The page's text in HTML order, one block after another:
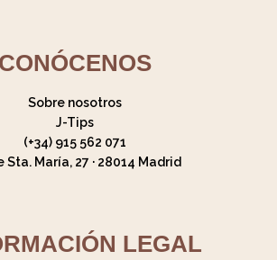
CONÓCENOS
Sobre nosotros
J-Tips
(+34) 915 562 071
Sta. María, 27 · 28014 Madrid
LEGAL